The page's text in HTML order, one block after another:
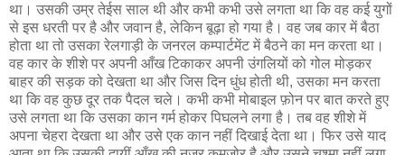
था। उसकी उम्र तेईस साल थी और कभी कभी उसे लगता था कि वह कई युगों
से इस धरती पर है और जवान है, लेकिन बूढ़ा हो गया है। वह जब कार में बैठा
होता था तो उसका रेलगाड़ी के जनरल कम्पार्टमेंट में बैठने का मन करता था।
वह कार के शीशे पर अपनी आँख टिकाकर अपनी उंगलियों को गोल मोड़कर
बाहर की सड़क को देखता था और जिस दिन धुंध होती थी, उसका मन करता
था कि वह कुछ दूर तक पैदल चले। कभी कभी मोबाइल फ़ोन पर बात करते हुए
उसे लगता था कि उसका कान गर्म होकर पिघलने लगा है। तब वह शीशे में
अपना चेहरा देखता था और उसे एक कान नहीं दिखाई देता था। फिर उसे याद